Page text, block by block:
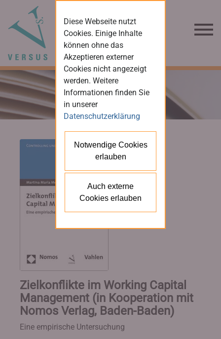
Zielkonflikte im Working Capital
Management (in Kooperation mit
Nomos Verlag, Baden-Baden)
Eine empirische Untersuchung
Diese Webseite nutzt
Cookies. Einige Inhalte
können ohne das
Akzeptieren externer
Cookies nicht angezeigt
werden. Weitere
Informationen finden Sie
in unserer
Datenschutzerklärung
Notwendige Cookies
erlauben
Auch externe
Cookies erlauben